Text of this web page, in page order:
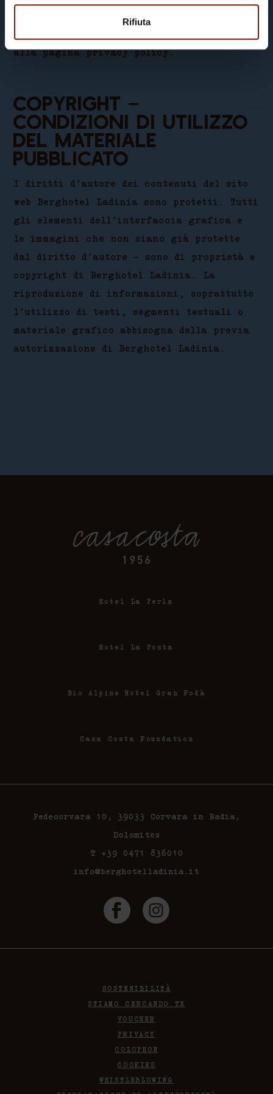
Rifiuta
relativamente al trattamento dei dati
alla pagina privacy policy.
Copyright –
Condizioni di utilizzo
del materiale
pubblicato
I diritti d’autore dei contenuti del sito
web Berghotel Ladinia sono protetti. Tutti
gli elementi dell’interfaccia grafica e
le immagini che non siano già protette
dal diritto d’autore – sono di proprietà e
copyright di Berghotel Ladinia. La
riproduzione di informazioni, soprattutto
l’utilizzo di testi, segmenti testuali o
materiale grafico abbisogna della previa
autorizzazione di Berghotel Ladinia.
Hotel La Perla
Hotel La Posta
Bio Alpine Hotel Gran Fodà
Casa Costa Foundation
Pedecorvara 10, 39033 Corvara in Badia,
Dolomites
T +39 0471 836010
info@berghotelladinia.it
SOSTENIBILITÀ
STIAMO CERCANDO TE
VOUCHER
PRIVACY
COLOPHON
COOKIES
WHISTLEBLOWING